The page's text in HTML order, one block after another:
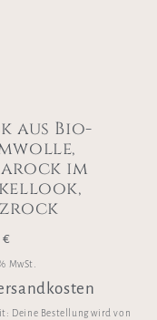
aus Bio-
im
€
MwSt.
Deine Bestellung wird von